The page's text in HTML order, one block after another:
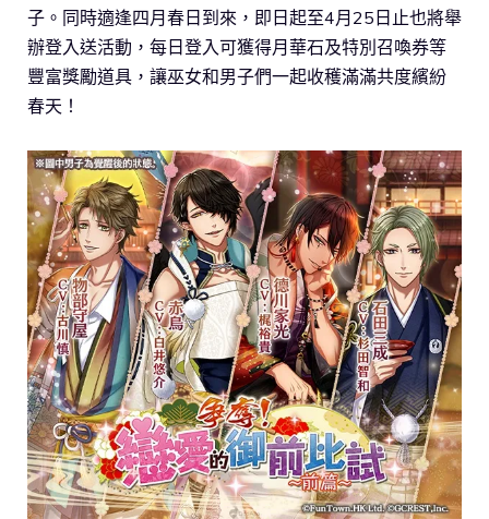
子。同時適逢四月春日到來，即日起至4月25日止也將舉
辦登入送活動，每日登入可獲得月華石及特別召喚券等
豐富獎勵道具，讓巫女和男子們一起收穫滿滿共度繽紛
春天！